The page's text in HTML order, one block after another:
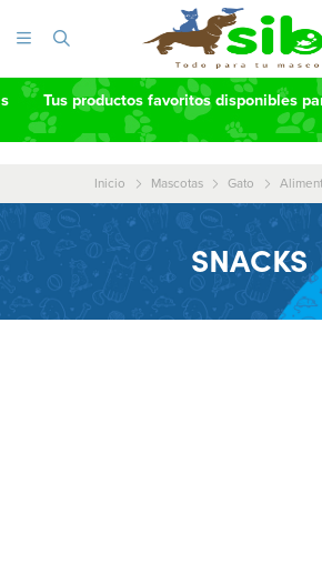
Tus productos favoritos disponibles
Inicio Mascotas Gato
SNACKS